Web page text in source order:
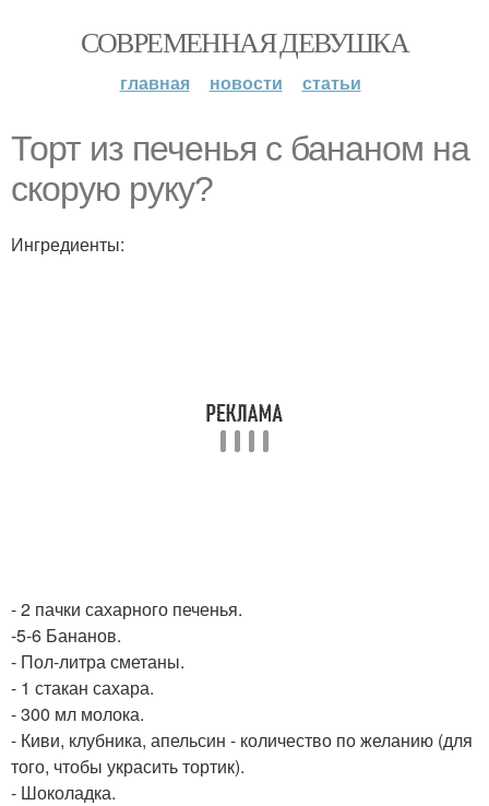
СОВРЕМЕННАЯ ДЕВУШКА
главная новости статьи
Торт из печенья с бананом на
скорую руку?
Ингредиенты:
- 2 пачки сахарного печенья.
-5-6 Бананов.
- Пол-литра сметаны.
- 1 стакан сахара.
- 300 мл молока.
- Киви, клубника, апельсин - количество по желанию (для
того, чтобы украсить тортик).
- Шоколадка.